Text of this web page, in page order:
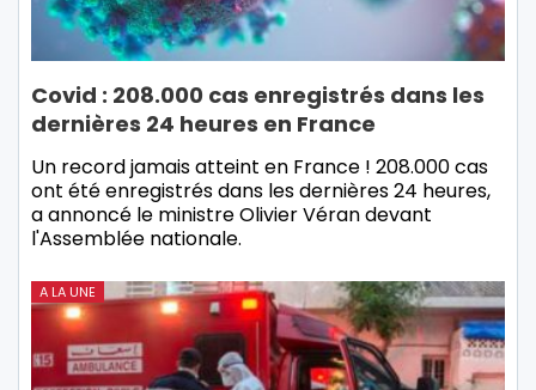
Covid : 208.000 cas enregistrés dans les
dernières 24 heures en France
Un record jamais atteint en France ! 208.000 cas
ont été enregistrés dans les dernières 24 heures,
a annoncé le ministre Olivier Véran devant
l'Assemblée nationale.
A LA UNE